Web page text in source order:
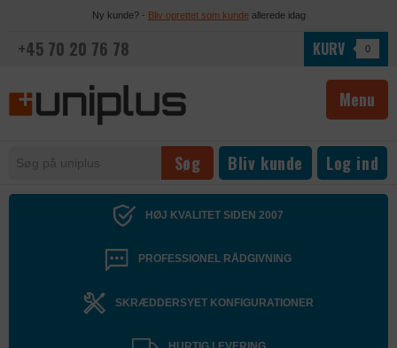
Ny kunde? - Bliv oprettet som kundeallerede idag
+45 70 20 76 78 KURV 0
Menu
Bliv kunde Log ind
HØJ KVALITET SIDEN 2007
PROFESSIONEL RÅDGIVNING
SKRÆDDERSYET KONFIGURATIONER